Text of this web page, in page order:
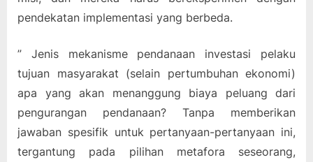
pendekatan implementasi yang berbeda.
” Jenis mekanisme pendanaan investasi pelaku
tujuan masyarakat (selain pertumbuhan ekonomi)
apa yang akan menanggung biaya peluang dari
pengurangan pendanaan? Tanpa memberikan
jawaban spesifik untuk pertanyaan-pertanyaan ini,
tergantung pada pilihan metafora seseorang,